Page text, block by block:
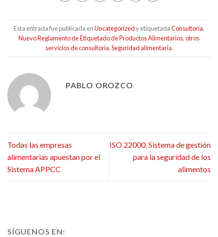
Esta entrada fue publicada enUncategorizedy etiquetadaConsultoría,
Nuevo Reglamento de Etiquetado de Productos Alimentarios,otros
servicios de consultoría,Seguridad alimentaria.
PABLO OROZCO
Todas las empresas
alimentarias apuestan por el
Sistema APPCC
ISO 22000. Sistema de gestión
para la seguridad de los
alimentos
SÍGUENOS EN: